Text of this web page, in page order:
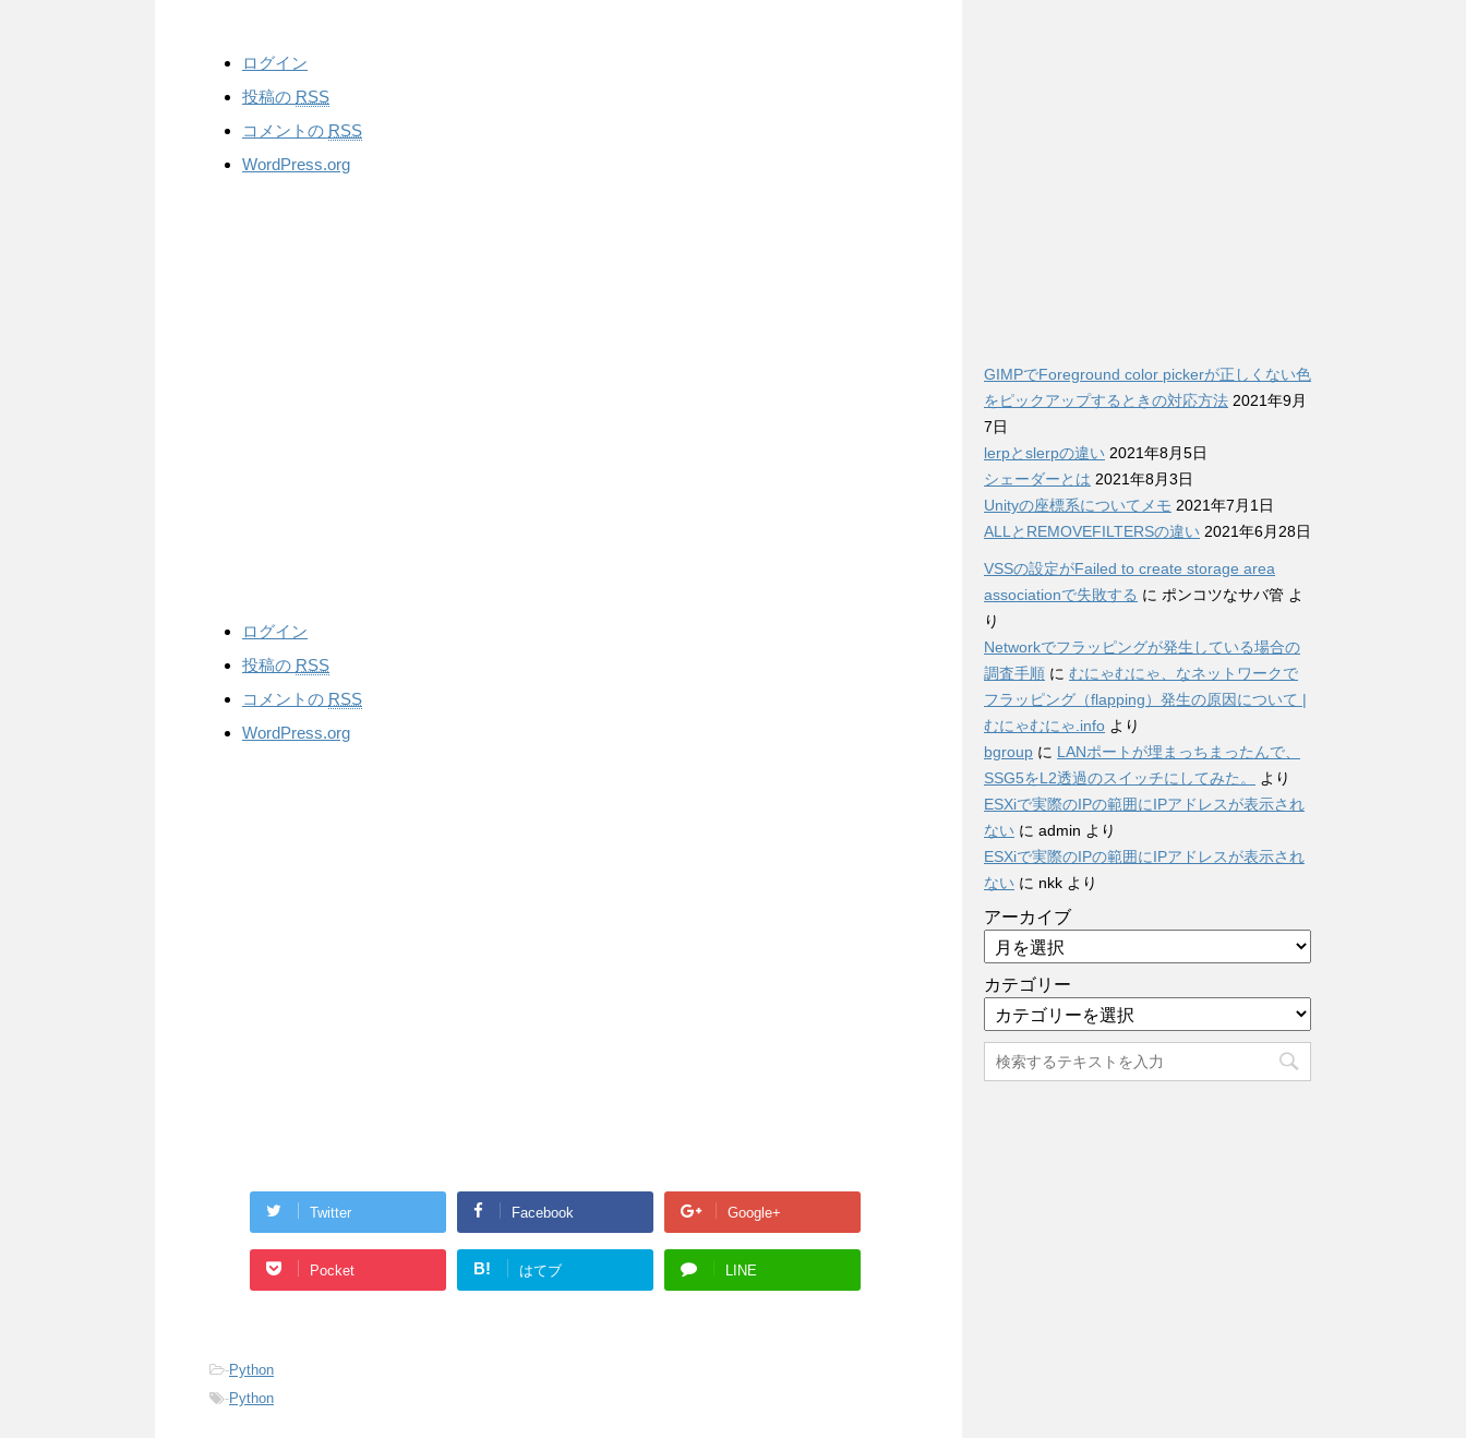
ログイン
投稿の RSS
コメントの RSS
WordPress.org
ログイン
投稿の RSS
コメントの RSS
WordPress.org
Twitter Facebook Google+
Pocket B! はてブ LINE
-Python
-Python
GIMPでForeground color pickerが正しくない色
をピックアップするときの対応方法 2021年9月
7日
lerpとslerpの違い 2021年8月5日
シェーダーとは 2021年8月3日
Unityの座標系についてメモ 2021年7月1日
ALLとREMOVEFILTERSの違い 2021年6月28日
VSSの設定がFailed to create storage area
associationで失敗する に ポンコツなサバ管 よ
り
Networkでフラッピングが発生している場合の
調査手順 に むにゃむにゃ、なネットワークで
フラッピング（flapping）発生の原因について |
むにゃむにゃ.info より
bgroup に LANポートが埋まっちまったんで、
SSG5をL2透過のスイッチにしてみた。
より
ESXiで実際のIPの範囲にIPアドレスが表示され
ない に admin より
ESXiで実際のIPの範囲にIPアドレスが表示され
ない に nkk より
アーカイブ
カテゴリー